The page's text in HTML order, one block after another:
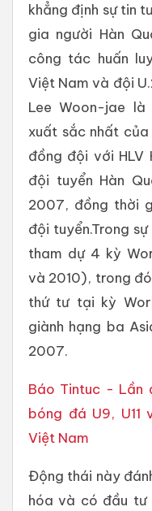
khẳng định sự tin
gia người Hàn
công tác huấn
Việt Nam và đội
Lee Woon-jae
xuất sắc nhất
đồng đội với HLV
đội tuyển Hàn
2007, đồng thời
đội tuyển.Trong
tham dự 4 kỳ
và 2010), trong
thứ tư tại kỳ
giành hạng ba
2007.
Báo Tintuc - Lần
bóng đá U9, U11
Việt Nam
Động thái này
hóa và có đầu tư